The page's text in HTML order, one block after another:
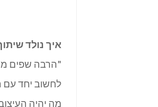
איך נולד
"הרבה שפים
לחשוב יחד
מה יהיה